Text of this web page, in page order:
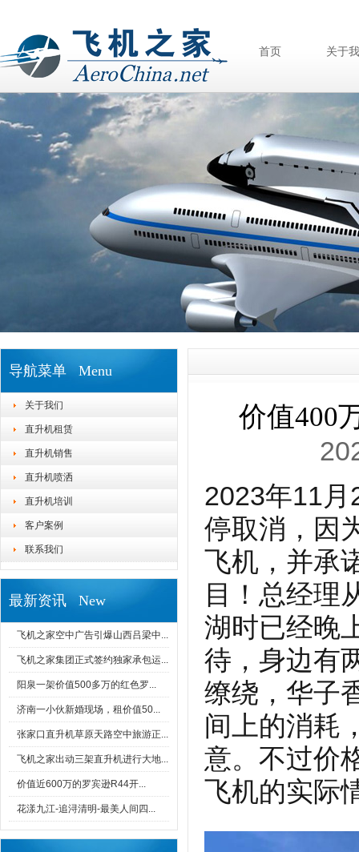
首页 关于
导航菜单 Menu
关于我们
直升机租赁
直升机销售
直升机喷洒
直升机培训
客户案例
联系我们
最新资讯 New
飞机之家空中广告引爆山西吕梁中...
飞机之家集团正式签约独家承包运...
阳泉一架价值500多万的红色罗...
济南一小伙新婚现场，租价值50...
张家口直升机草原天路空中旅游正...
飞机之家出动三架直升机进行大地...
价值近600万的罗宾逊R44开...
花漾九江-追浔清明-最美人间四...
价值400
2023年11
停取消，因
飞机，并承
目！总经理
湖时已经晚
待，身边有
缭绕，华子
间上的消耗
意。不过价
飞机的实际